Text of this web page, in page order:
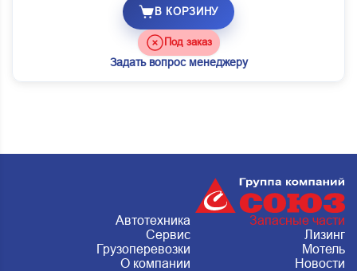
В КОРЗИНУ
Под заказ
Задать вопрос менеджеру
Автотехника
Запасные части
Сервис
Лизинг
Грузоперевозки
Мотель
О компании
Новости